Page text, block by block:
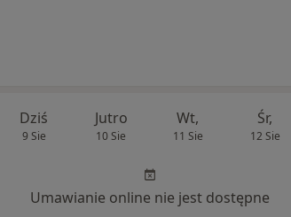
Dziś
9 Sie
Jutro
10 Sie
Wt,
11 Sie
Śr,
12 Sie
Umawianie online nie jest dostępne